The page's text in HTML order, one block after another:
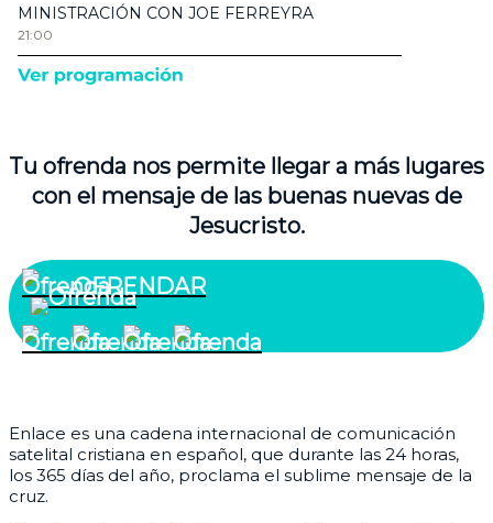
Tu ofrenda nos permite llegar a más lugares
con el mensaje de las buenas nuevas de
Jesucristo.
OFRENDAR
Enlace es una cadena internacional de comunicación
satelital cristiana en español, que durante las 24 horas,
los 365 días del año, proclama el sublime mensaje de la
cruz.